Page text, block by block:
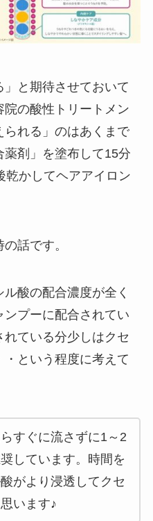
と期待させておいて
の酸性トリートメン
られる」のはあくまで
薬剤」を塗布して15分
乾かしてヘアアイロン
話です。
酸の配合濃度が全く
プーに配合されてい
ている分少しはクセ
という程度に考えて
すぐに流さずに1～2
しています。時間を
がより浸透してクセ
います♪